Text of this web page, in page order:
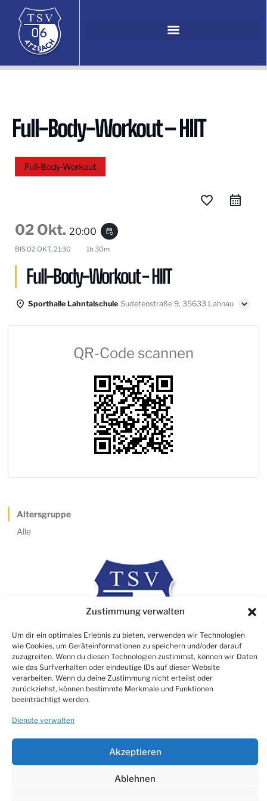
Zustimmung verwalten
Um dir ein optimales Erlebnis zu bieten, verwenden wir Technologien
wie Cookies, um Geräteinformationen zu speichern und/oder darauf
zuzugreifen. Wenn du diesen Technologien zustimmst, können wir Daten
wie das Surfverhalten oder eindeutige IDs auf dieser Website
verarbeiten. Wenn du deine Zustimmung nicht erteilst oder
zurückziehst, können bestimmte Merkmale und Funktionen
beeinträchtigt werden.
Dienste verwalten
Akzeptieren
Ablehnen
Full-Body-Workout – HIIT
Full-Body-Workout
favorite_border
02 Okt. 20:00 event_repeat
BIS02 OKT., 21:30 1h 30m
Full-Body-Workout - HIIT
Sporthalle Lahntalschule Sudetenstraße 9, 35633 Lahnau
QR-Code scannen
Altersgruppe
Alle
Rechtliches
Impressum